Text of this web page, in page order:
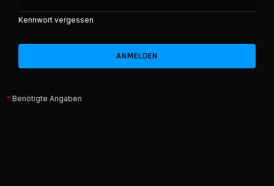
Kennwort vergessen
* Benötigte Angaben